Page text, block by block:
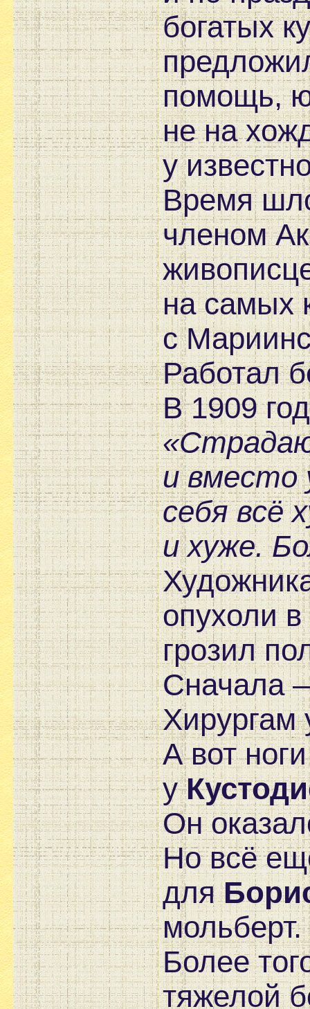
богатых
помощь,
не на
у
Время
членом
на самых
с
Работал
В 1909
и вместо
себя всё
и хуже.
опухоли
грозил
Сначала
Хирургам
А вот ноги
у
Он
Но всё
для
Более
тяжелой